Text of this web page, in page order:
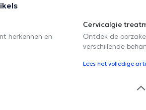
herkennen en
Cervicalgie
Ontdek de
verschillende
Lees het volledige